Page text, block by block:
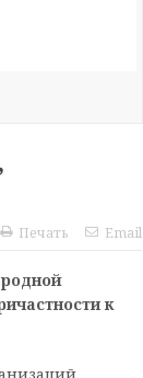
Печать Email
к